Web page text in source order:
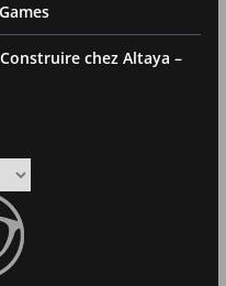
chez Altaya –